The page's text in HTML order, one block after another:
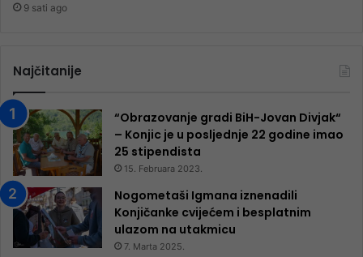
9 sati ago
Najčitanije
“Obrazovanje gradi BiH-Jovan Divjak“
– Konjic je u posljednje 22 godine imao
25 ​​stipendista
15. Februara 2023.
Nogometaši Igmana iznenadili
Konjičanke cvijećem i besplatnim
ulazom na utakmicu
7. Marta 2025.